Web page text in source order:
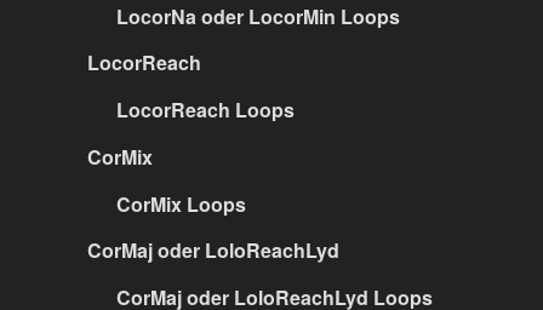
LocorNa oder LocorMin Loops
LocorReach
LocorReach Loops
CorMix
CorMix Loops
CorMaj oder LoloReachLyd
CorMaj oder LoloReachLyd Loops